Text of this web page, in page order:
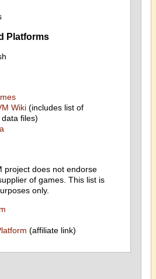
Platforms
Wiki(includes list of
files)
project does not endorse
of games. This list is
only.
(affiliate link)